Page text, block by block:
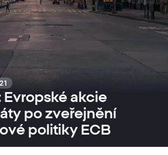
Evropské akcie
po zveřejnění
politiky ECB